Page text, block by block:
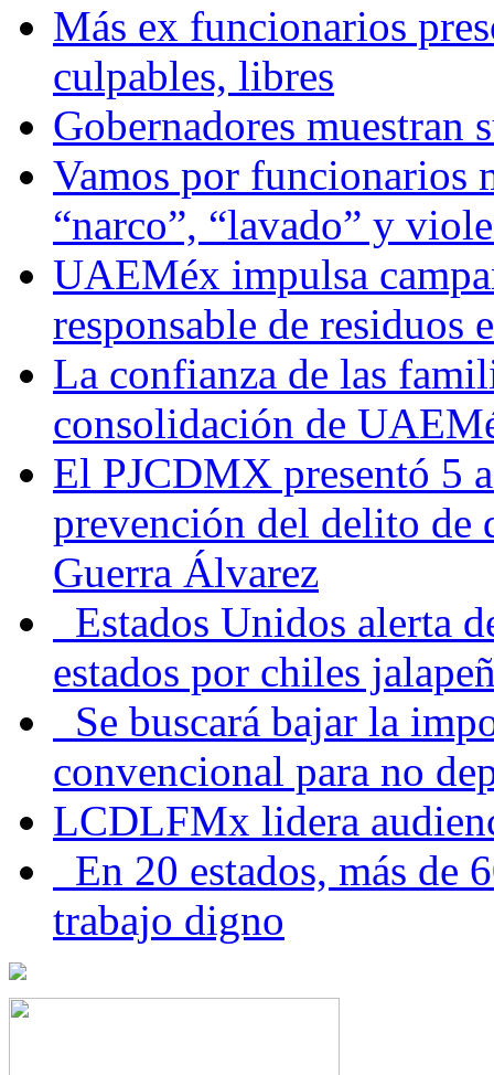
Más ex funcionarios
culpables, libres
Gobernadores muestran
Vamos por funcionarios
“narco”, “lavado” y
UAEMéx impulsa
responsable de residuos
La confianza de las
consolidación de
El PJCDMX presentó 5
prevención del delito de
Guerra Álvarez
Estados Unidos alerta
estados por chiles
Se buscará bajar la
convencional para no
LCDLFMx lidera
En 20 estados, más de
trabajo digno